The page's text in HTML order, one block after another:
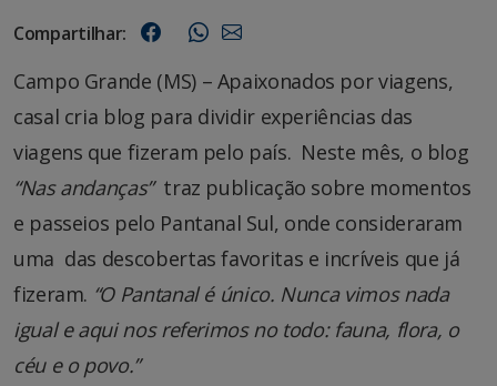
Compartilhar:
Campo Grande (MS) – Apaixonados por viagens,
casal cria blog para dividir experiências das
viagens que fizeram pelo país. Neste mês, o blog
“Nas andanças”traz publicação sobre momentos
e passeios pelo Pantanal Sul, onde consideraram
uma das descobertas favoritas e incríveis que já
fizeram. “O Pantanal é único. Nunca vimos nada
igual e aqui nos referimos no todo: fauna, flora, o
céu e o povo.”